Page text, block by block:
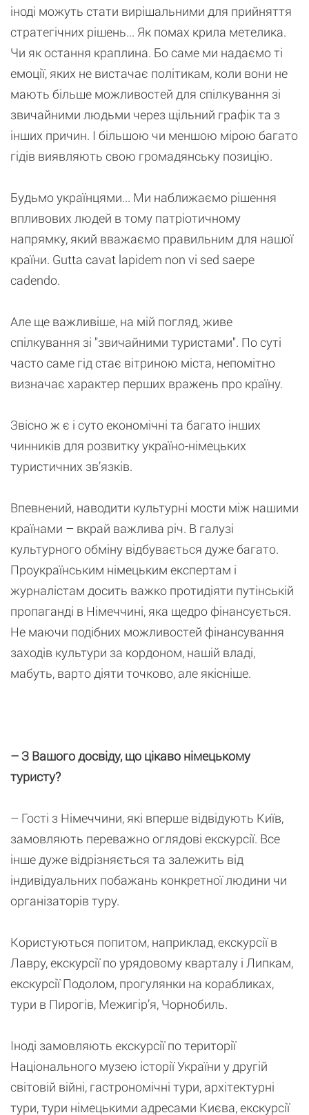
іноді можуть стати вирішальними для прийняття
стратегічних рішень... Як помах крила метелика.
Чи як остання краплина. Бо саме ми надаємо ті
емоції, яких не вистачає політикам, коли вони не
мають більше можливостей для спілкування зі
звичайними людьми через щільний графік та з
інших причин. І більшою чи меншою мірою багато
гідів виявляють свою громадянську позицію.
Будьмо українцями... Ми наближаємо рішення
впливових людей в тому патріотичному
напрямку, який вважаємо правильним для нашої
країни. Gutta cavat lapidem non vi sed saepe
cadendo.
Але ще важливіше, на мій погляд, живе
спілкування зі "звичайними туристами". По суті
часто саме гід стає вітриною міста, непомітно
визначає характер перших вражень про країну.
Звісно ж є і суто економічні та багато інших
чинників для розвитку україно-німецьких
туристичних зв’язків.
Впевнений, наводити культурні мости між нашими
країнами – вкрай важлива річ. В галузі
культурного обміну відбувається дуже багато.
Проукраїнським німецьким експертам і
журналістам досить важко протидіяти путінській
пропаганді в Німеччині, яка щедро фінансується.
Не маючи подібних можливостей фінансування
заходів культури за кордоном, нашій владі,
мабуть, варто діяти точково, але якісніше.
– З Вашого досвіду, що цікаво німецькому
туристу?
– Гості з Німеччини, які вперше відвідують Київ,
замовляють переважно оглядові екскурсії. Все
інше дуже відрізняється та залежить від
індивідуальних побажань конкретної людини чи
організаторів туру.
Користуються попитом, наприклад, екскурсії в
Лавру, екскурсії по урядовому кварталу і Липкам,
екскурсії Подолом, прогулянки на корабликах,
тури в Пирогів, Межигір’я, Чорнобиль.
Іноді замовляють екскурсії по території
Національного музею історії України у другій
світовій війні, гастрономічні тури, архітектурні
тури, тури німецькими адресами Києва, екскурсії